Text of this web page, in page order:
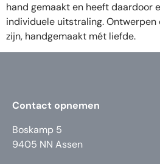
hand gemaakt en heeft daardoor
individuele uitstraling.
zijn, handgemaakt mét liefde.
Contact opnemen
Boskamp 5
9405 NN Assen